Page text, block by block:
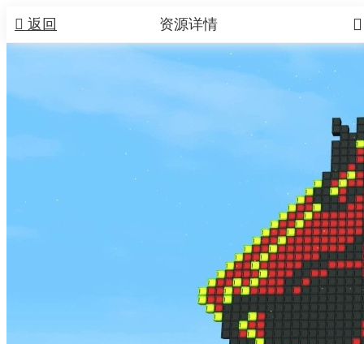
 返回 
资源详情